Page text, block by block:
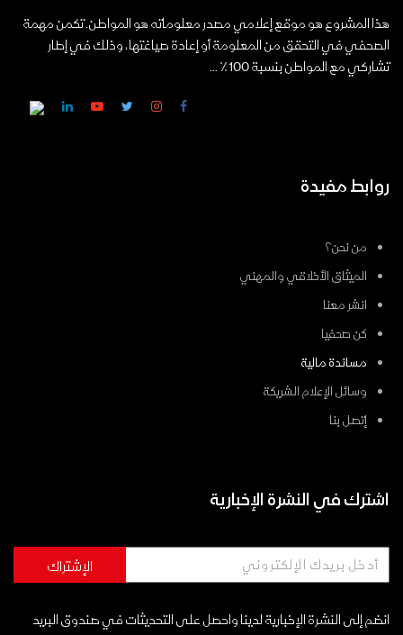
هذا المشروع هو موقع إعلامي مصدر معلوماته هو المواطن. تكمن مهمة
الصحفي في التحقق من المعلومة أو إعادة صياغتها، وذلك في إطار
تشاركي مع المواطن بنسبة 100٪ ...
روابط مفيدة
من نحن؟
الميثاق الأخلاقي والمهني
انشر معنا
كن صحفيا
مساندة مالية
وسائل الإعلام الشريكة
إتصل بنا
اشترك في النشرة الإخبارية
الإشتراك
انضم إلى النشرة الإخبارية لدينا واحصل على التحديثات في صندوق البريد